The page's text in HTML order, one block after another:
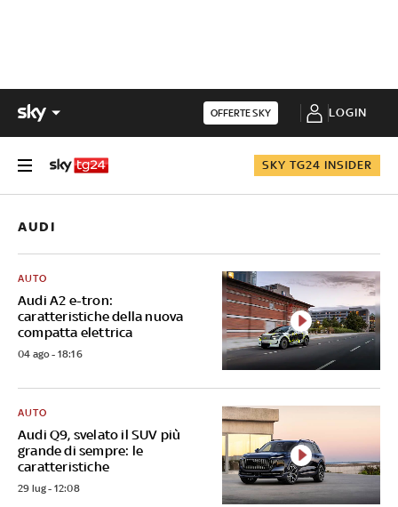
OFFERTE SKY LOGIN
SKY TG24 INSIDER
AUDI
Audi A2 e-tron:
caratteristiche della nuova
compatta elettrica
AUTO
04 ago - 18:16
Audi Q9, svelato il SUV più
grande di sempre: le
caratteristiche
AUTO
29 lug - 12:08